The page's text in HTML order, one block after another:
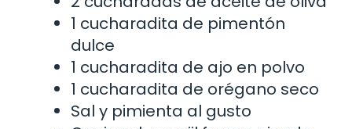
1 cucharadita de pimentón
dulce
1 cucharadita de ajo en polvo
1 cucharadita de orégano seco
Sal y pimienta al gusto